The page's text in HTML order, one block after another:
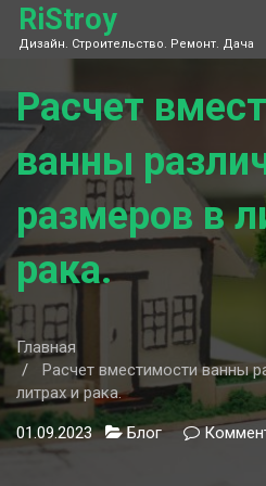
Skip
content
RiStroy
Дизайн. Строительство. Ремонт. Дача
Расчет
ванны
размеров в
рака.
Главная
Расчет вместимости ванны
литрах и рака.
01.09.2023 Блог